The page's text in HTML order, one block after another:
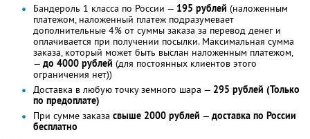
Бандероль 1 класса по России — 195 рублей (наложенным
платежом, наложенный платеж подразумевает
дополнительные 4% от суммы заказа за перевод денег и
оплачивается при получении посылки. Максимальная сумма
заказа, который может быть выслан наложенным платежом,
— до 4000 рублей (для постоянных клиентов этого
ограничения нет))
Доставка в любую точку земного шара — 295 рублей (Только
по предоплате)
При сумме заказа свыше 2000 рублей — доставка по России
бесплатно